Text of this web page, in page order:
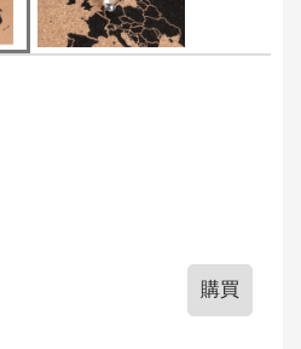
購買